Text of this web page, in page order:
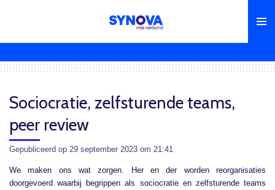
hoofdinhoud
Sociocratie, zelfsturende teams,
peer review
Gepubliceerd op 29 september 2023 om 21:41
We maken ons wat zorgen. Her en der worden reorganisaties
doorgevoerd waarbij begrippen als sociocratie en zelfsturende teams